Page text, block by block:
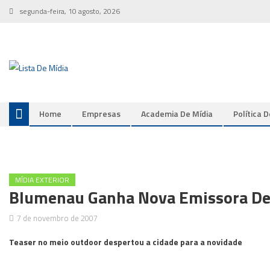
Skip
segunda-feira, 10 agosto, 2026
Home Empresas Academia De Mídia Política
MÍDIA EXTERIOR
Blumenau Ganha Nova Emissora
7 de novembro de 2007
Teaser no meio outdoor despertou a cidade para a novidade